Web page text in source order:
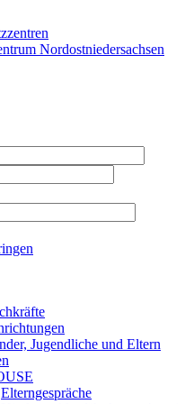
Jugendliche und Eltern
Elterngespräche